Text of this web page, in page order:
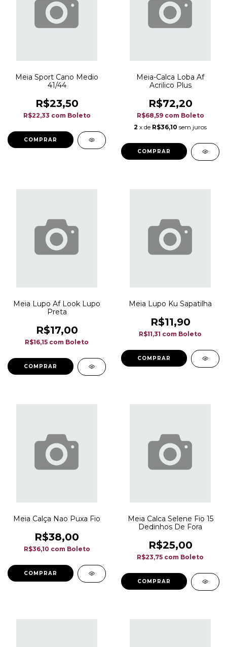
Meia Sport Cano Medio
41/44
R$23,50
R$22,33 com Boleto
COMPRAR
Meia-Calca Loba Af
Acrilico Plus
R$72,20
R$68,59 com Boleto
2 x de R$36,10 sem juros
COMPRAR
Meia Lupo Af Look Lupo
Preta
R$17,00
R$16,15 com Boleto
COMPRAR
Meia Lupo Ku Sapatilha
R$11,90
R$11,31 com Boleto
COMPRAR
Meia Calça Nao Puxa Fio
R$38,00
R$36,10 com Boleto
COMPRAR
Meia Calca Selene Fio 15
Dedinhos De Fora
R$25,00
R$23,75 com Boleto
COMPRAR